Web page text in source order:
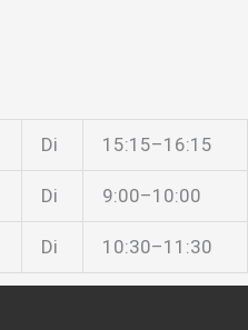
Di 15:15–16:15
Di 9:00–10:00
Di 10:30–11:30